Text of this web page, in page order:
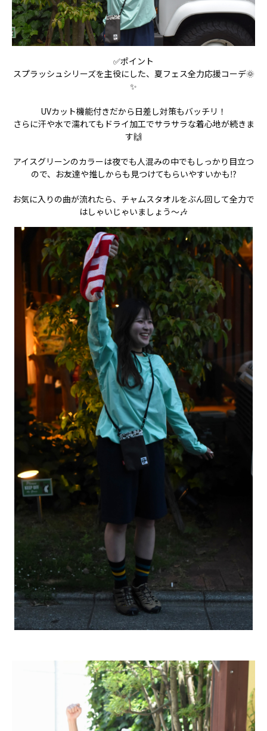
✅ポイント
スプラッシュシリーズを主役にした、夏フェス全力応援コーデ🌞
✨
UVカット機能付きだから日差し対策もバッチリ！
さらに汗や水で濡れてもドライ加工でサラサラな着心地が続きま
す🙌
アイスグリーンのカラーは夜でも人混みの中でもしっかり目立つ
ので、お友達や推しからも見つけてもらいやすいかも⁉️
お気に入りの曲が流れたら、チャムスタオルをぶん回して全力で
はしゃいじゃいましょう〜🎶